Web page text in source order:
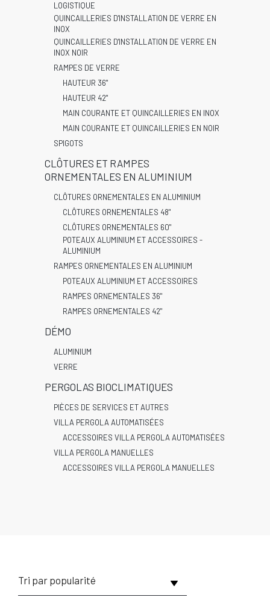
LOGISTIQUE
QUINCAILLERIES D'INSTALLATION DE VERRE EN
INOX
QUINCAILLERIES D'INSTALLATION DE VERRE EN
INOX NOIR
RAMPES DE VERRE
HAUTEUR 36"
HAUTEUR 42"
MAIN COURANTE ET QUINCAILLERIES EN INOX
MAIN COURANTE ET QUINCAILLERIES EN NOIR
SPIGOTS
CLÔTURES ET RAMPES
ORNEMENTALES EN ALUMINIUM
CLÔTURES ORNEMENTALES EN ALUMINIUM
CLÔTURES ORNEMENTALES 48"
CLÔTURES ORNEMENTALES 60"
POTEAUX ALUMINIUM ET ACCESSOIRES -
ALUMINIUM
RAMPES ORNEMENTALES EN ALUMINIUM
POTEAUX ALUMINIUM ET ACCESSOIRES
RAMPES ORNEMENTALES 36"
RAMPES ORNEMENTALES 42"
DÉMO
ALUMINIUM
VERRE
PERGOLAS BIOCLIMATIQUES
PIÈCES DE SERVICES ET AUTRES
VILLA PERGOLA AUTOMATISÉES
ACCESSOIRES VILLA PERGOLA AUTOMATISÉES
VILLA PERGOLA MANUELLES
ACCESSOIRES VILLA PERGOLA MANUELLES